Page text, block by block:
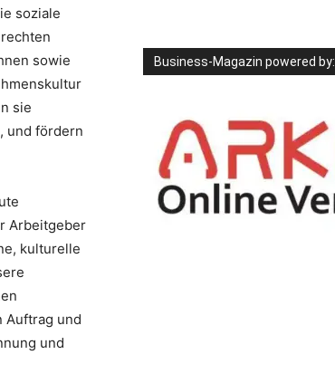
soziale
sowie
sie
und fördern
Arbeitgeber
kulturelle
Auftrag und
und
Business-Magazin powered by: